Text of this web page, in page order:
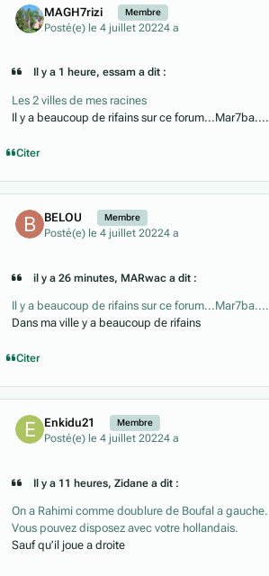
MAGH7rizi Membre
Posté(e) le 4 juillet 20224 a
Il y a 1 heure, essam a dit :
Les 2 villes de mes racines
Il y a beaucoup de rifains sur ce forum...Mar7ba....
Citer
BELOU Membre
Posté(e) le 4 juillet 20224 a
il y a 26 minutes, MARwac a dit :
Il y a beaucoup de rifains sur ce forum...Mar7ba....
Dans ma ville y a beaucoup de rifains
Citer
Enkidu21 Membre
Posté(e) le 4 juillet 20224 a
Il y a 11 heures, Zidane a dit :
On a Rahimi comme doublure de Boufal a gauche.
Vous pouvez disposez avec votre hollandais.
Sauf qu’il joue a droite